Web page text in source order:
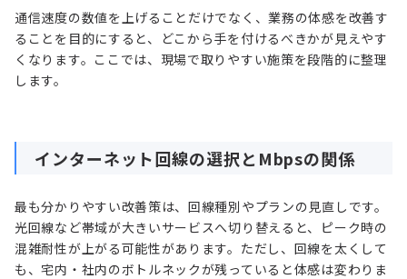
通信速度の数値を上げることだけでなく、業務の体感を改善す
ることを目的にすると、どこから手を付けるべきかが見えやす
くなります。ここでは、現場で取りやすい施策を段階的に整理
します。
インターネット回線の選択とMbpsの関係
最も分かりやすい改善策は、回線種別やプランの見直しです。
光回線など帯域が大きいサービスへ切り替えると、ピーク時の
混雑耐性が上がる可能性があります。ただし、回線を太くして
も、宅内・社内のボトルネックが残っていると体感は変わりま